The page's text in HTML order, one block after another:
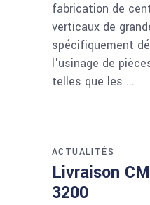
fabrication de
verticaux de
spécifiquement
l'usinage de
telles que les
ACTUALITÉS
Livraison
3200